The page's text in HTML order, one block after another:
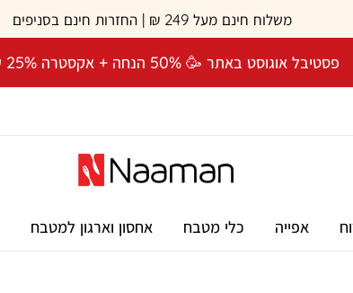
משלוח חינם מעל 249 ₪ | החזרות חינם בסניפים
פסטיבל אוגוסט באתר 🥳 50% הנחה + אקסטרה 25% על היתרה! 🎉
אפייה כלי מטבח אחסון וארגון למטבח